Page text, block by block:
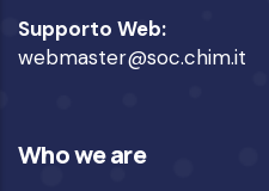
Supporto Web:
webmaster@soc.chim.it
Who we are